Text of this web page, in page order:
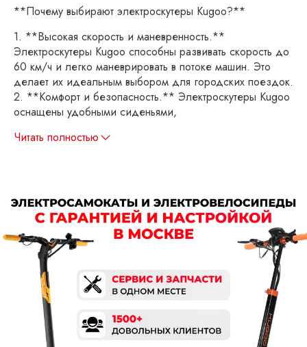
**Почему выбирают электроскутеры Kugoo?**
1. **Высокая скорость и маневренность.**
Электроскутеры Kugoo способны развивать скорость до
60 км/ч и легко маневрировать в потоке машин. Это
делает их идеальным выбором для городских поездок.
2. **Комфорт и безопасность.** Электроскутеры Kugoo
оснащены удобными сиденьями,
Читать полностью